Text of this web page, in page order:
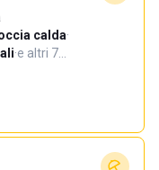
calda·
·e altri 7…